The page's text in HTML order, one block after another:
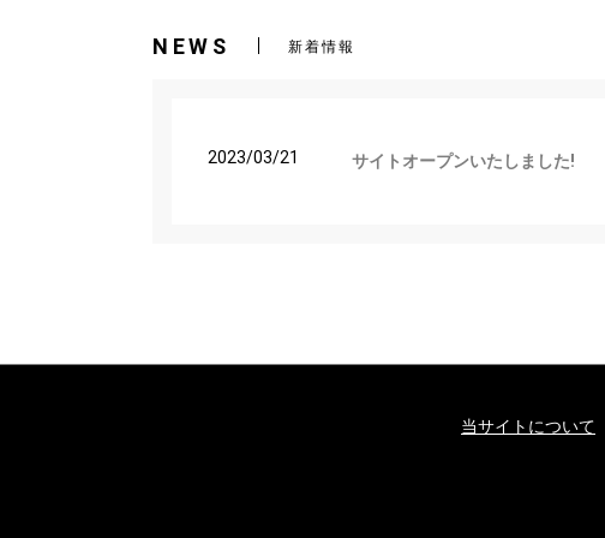
NEWS 新着情報
2023/03/21 サイトオープンいたしました!
当サイトについて